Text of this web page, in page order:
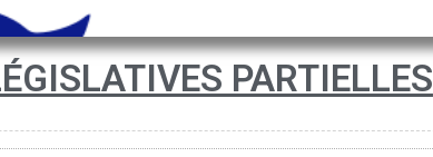
PARTIELLES